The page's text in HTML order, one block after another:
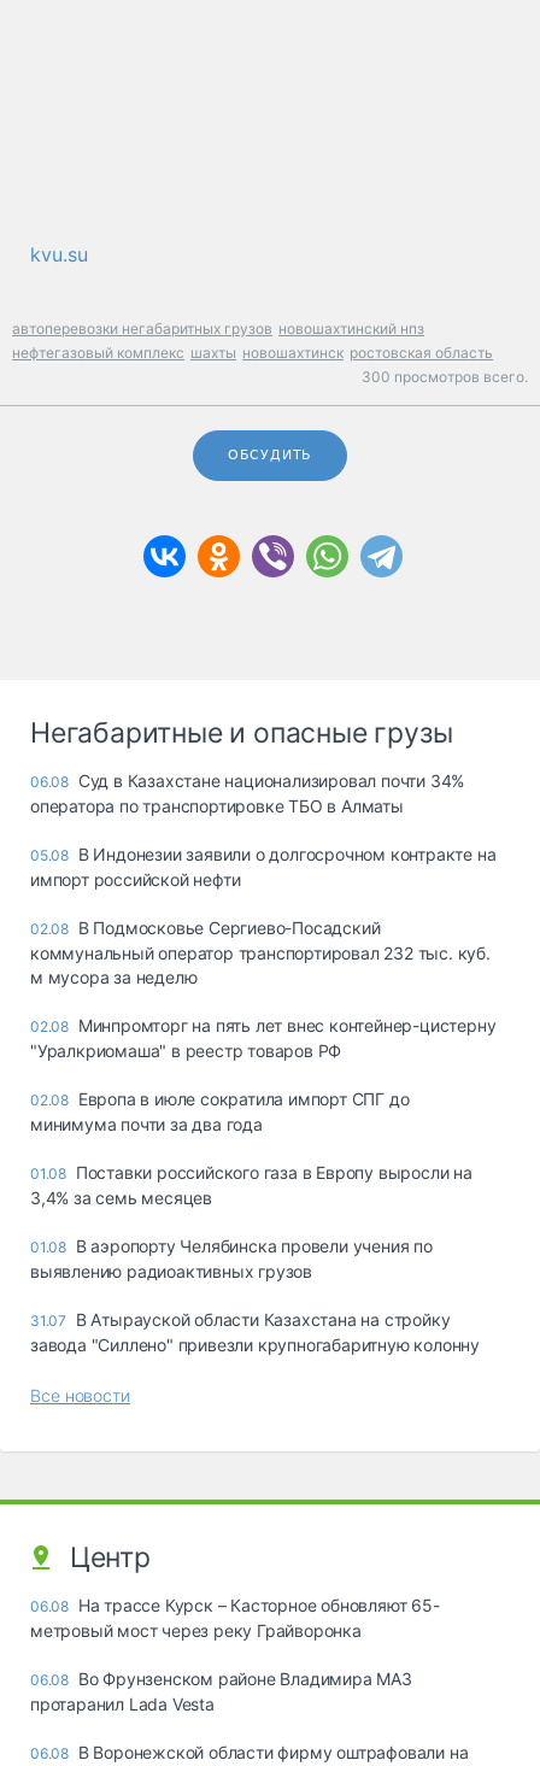
kvu.su
автоперевозки негабаритных грузов новошахтинский нпз
нефтегазовый комплекс шахты новошахтинск ростовская область
300 просмотров всего.
ОБСУДИТЬ
Негабаритные и опасные грузы
06.08 Суд в Казахстане национализировал почти 34%
оператора по транспортировке ТБО в Алматы
05.08 В Индонезии заявили о долгосрочном контракте на
импорт российской нефти
02.08 В Подмосковье Сергиево-Посадский
коммунальный оператор транспортировал 232 тыс. куб.
м мусора за неделю
02.08 Минпромторг на пять лет внес контейнер-цистерну
"Уралкриомаша" в реестр товаров РФ
02.08 Европа в июле сократила импорт СПГ до
минимума почти за два года
01.08 Поставки российского газа в Европу выросли на
3,4% за семь месяцев
01.08 В аэропорту Челябинска провели учения по
выявлению радиоактивных грузов
31.07
В Атырауской области Казахстана на стройку
завода "Силлено" привезли крупногабаритную колонну
Все новости
Центр
06.08 На трассе Курск – Касторное обновляют 65-
метровый мост через реку Грайворонка
06.08 Во Фрунзенском районе Владимира МАЗ
протаранил Lada Vesta
06.08 В Воронежской области фирму оштрафовали на